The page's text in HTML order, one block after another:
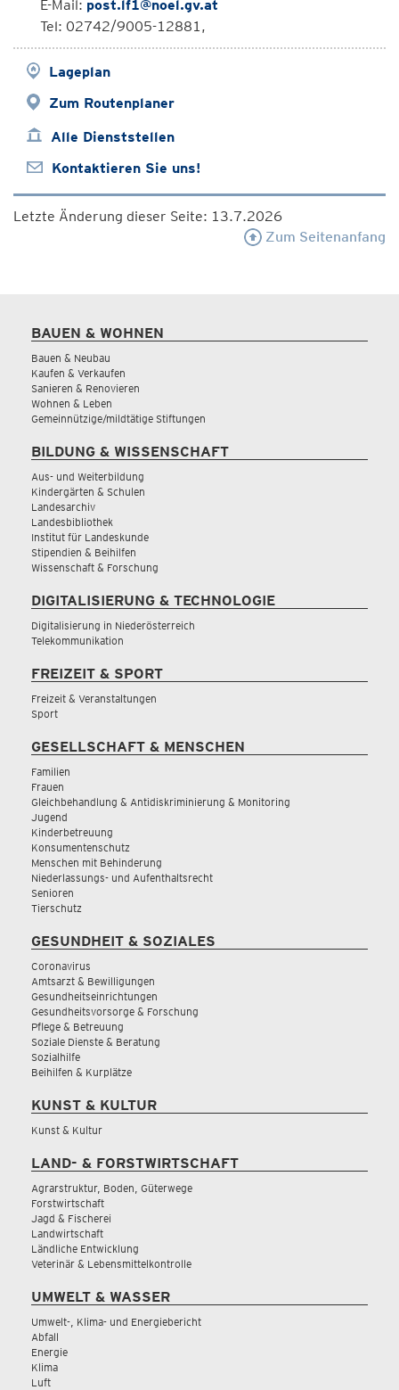
E-Mail: post.lf1@noel.gv.at
Tel: 02742/9005-12881,
Lageplan
Zum Routenplaner
Alle Dienststellen
Kontaktieren Sie uns!
Letzte Änderung dieser Seite: 13.7.2026
Zum Seitenanfang
BAUEN & WOHNEN
Bauen & Neubau
Kaufen & Verkaufen
Sanieren & Renovieren
Wohnen & Leben
Gemeinnützige/mildtätige Stiftungen
BILDUNG & WISSENSCHAFT
Aus- und Weiterbildung
Kindergärten & Schulen
Landesarchiv
Landesbibliothek
Institut für Landeskunde
Stipendien & Beihilfen
Wissenschaft & Forschung
DIGITALISIERUNG & TECHNOLOGIE
Digitalisierung in Niederösterreich
Telekommunikation
FREIZEIT & SPORT
Freizeit & Veranstaltungen
Sport
GESELLSCHAFT & MENSCHEN
Familien
Frauen
Gleichbehandlung & Antidiskriminierung & Monitoring
Jugend
Kinderbetreuung
Konsumentenschutz
Menschen mit Behinderung
Niederlassungs- und Aufenthaltsrecht
Senioren
Tierschutz
GESUNDHEIT & SOZIALES
Coronavirus
Amtsarzt & Bewilligungen
Gesundheitseinrichtungen
Gesundheitsvorsorge & Forschung
Pflege & Betreuung
Soziale Dienste & Beratung
Sozialhilfe
Beihilfen & Kurplätze
KUNST & KULTUR
Kunst & Kultur
LAND- & FORSTWIRTSCHAFT
Agrarstruktur, Boden, Güterwege
Forstwirtschaft
Jagd & Fischerei
Landwirtschaft
Ländliche Entwicklung
Veterinär & Lebensmittelkontrolle
UMWELT & WASSER
Umwelt-, Klima- und Energiebericht
Abfall
Energie
Klima
Luft